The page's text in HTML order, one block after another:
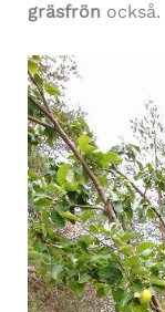
gräsfrön också.